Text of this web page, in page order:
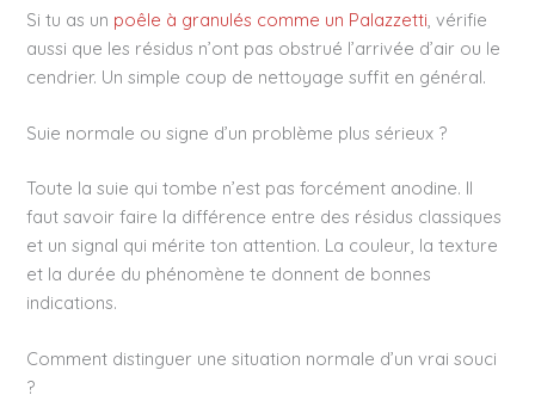
Si tu as un poêle à granulés comme un Palazzetti , vérifie
aussi que les résidus n’ont pas obstrué l’arrivée d’air ou le
cendrier. Un simple coup de nettoyage suffit en général.
Suie normale ou signe d’un problème plus sérieux ?
Toute la suie qui tombe n’est pas forcément anodine. Il
faut savoir faire la différence entre des résidus classiques
et un signal qui mérite ton attention. La couleur, la texture
et la durée du phénomène te donnent de bonnes
indications.
Comment distinguer une situation normale d’un vrai souci
?